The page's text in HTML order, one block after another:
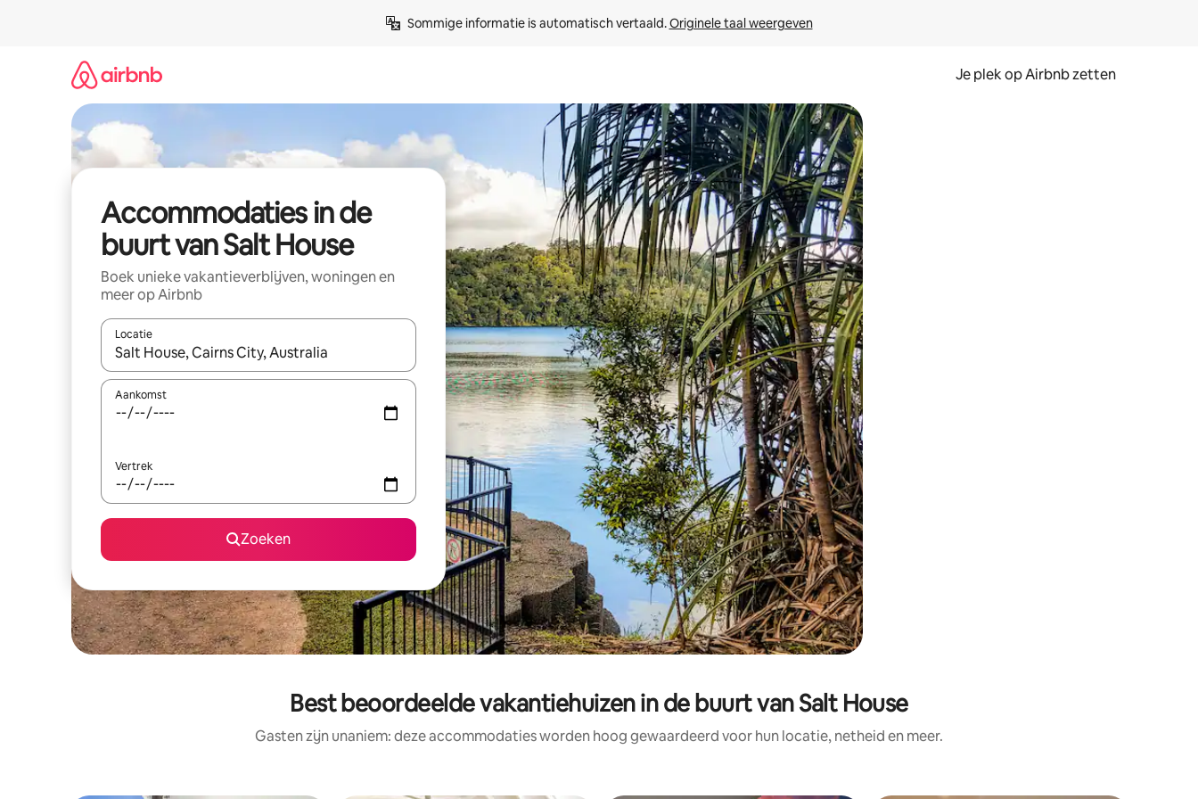
Sommige informatie is automatisch vertaald. Originele taal weergeven
Je plek op Airbnb zetten
Accommodaties in de
buurt van Salt House
Boek unieke vakantieverblijven, woningen en
meer op Airbnb
Locatie
Wanneer er resultaten beschikbaar zijn, maak je een keuze met je de pijltjestoetsen omhoog en omlaag, óf door te tikken of swipen.
Aankomst
Vertrek
Zoeken
Best beoordeelde vakantiehuizen in de buurt van Salt House
Gasten zijn unaniem: deze accommodaties worden hoog gewaardeerd voor hun locatie, netheid en meer.